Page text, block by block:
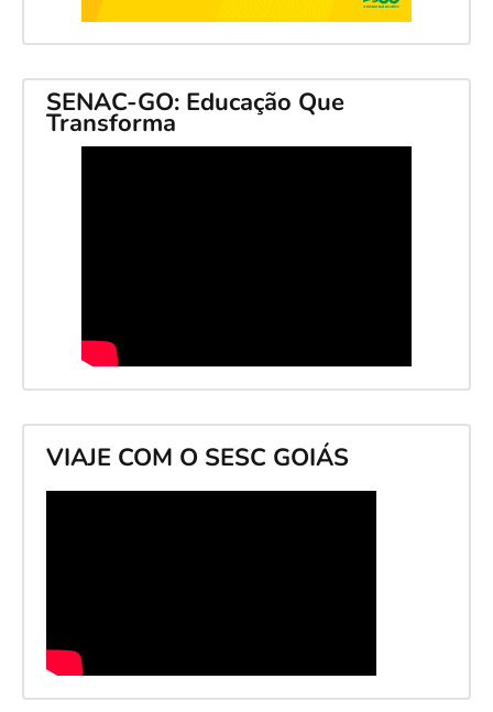
SENAC-GO: Educação Que
Transforma
VIAJE COM O SESC GOIÁS